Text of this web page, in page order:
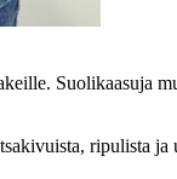
ripulista